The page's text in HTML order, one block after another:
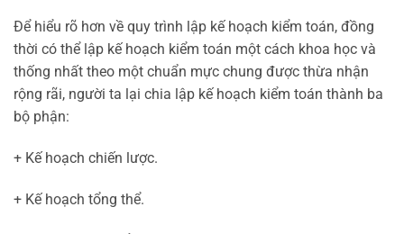
Để hiểu rõ hơn về quy trình lập kế hoạch kiểm toán, đồng
thời có thể lập kế hoạch kiểm toán một cách khoa học và
thống nhất theo một chuẩn mực chung được thừa nhận
rộng rãi, người ta lại chia lập kế hoạch kiểm toán thành ba
bộ phận:
+ Kế hoạch chiến lược.
+ Kế hoạch tổng thể.